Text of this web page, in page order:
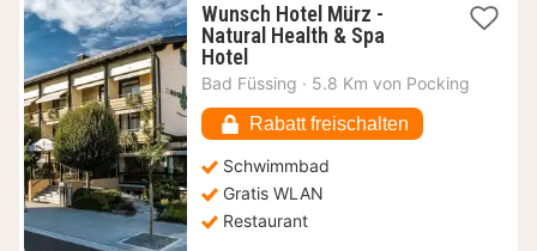
Wunsch Hotel Mürz -
Natural Health & Spa
Hotel1
Nacht
110,01
€
Bad Füssing · 5.8 Km von Pocking
Rabatt freischalten
Schwimmbad
Gratis WLAN
Restaurant